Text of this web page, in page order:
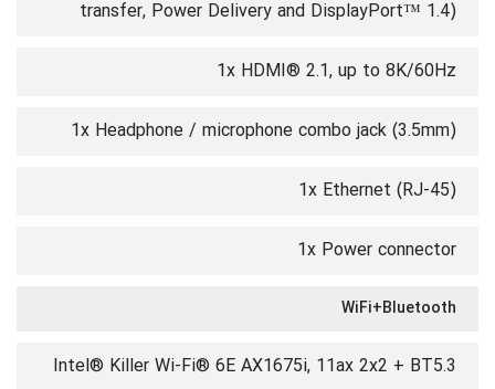
transfer, Power Delivery and DisplayPort™ 1.4)
1x HDMI® 2.1, up to 8K/60Hz
1x Headphone / microphone combo jack (3.5mm)
1x Ethernet (RJ-45)
1x Power connector
WiFi+Bluetooth
Intel® Killer Wi-Fi® 6E AX1675i, 11ax 2x2 + BT5.3